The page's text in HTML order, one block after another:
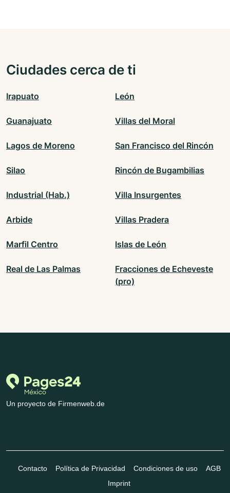
Ciudades cerca de ti
Irapuato León
Guanajuato Villas del Moral
Lagos de Moreno San Francisco del Rincón
Silao Rincón de Bugambilias
Industrial (Hab.) Villa Insurgentes
Arbide Villas Pradera
Marfil Centro Islas de León
Real de Las Palmas
Fracciones de Echeveste
(pro)
Un proyecto de Firmenweb.de
Contacto Política de Privacidad Condiciones de uso
AGB
Imprint